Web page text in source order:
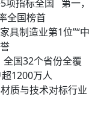
项指标全国 第一，
全国榜首
具制造业第1位”“中
国32个省份全覆
1200万人
质与技术对标行业